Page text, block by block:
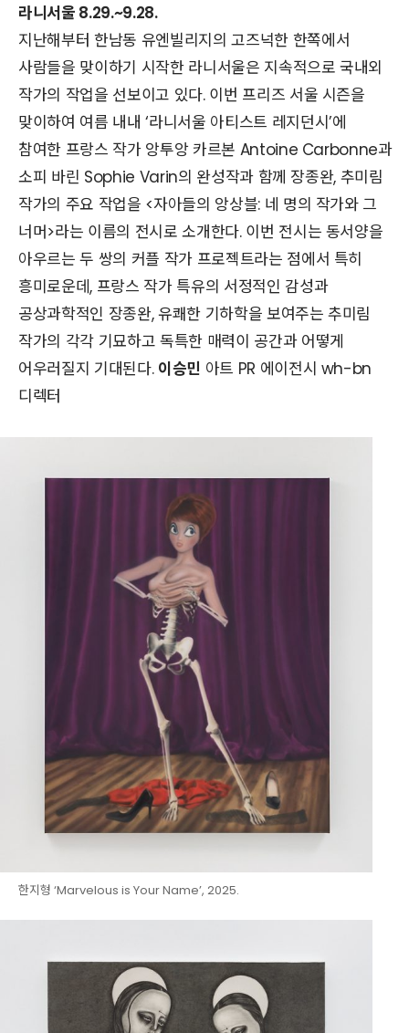
라니서울 8.29.~9.28.
지난해부터 한남동 유엔빌리지의 고즈넉한 한쪽에서
사람들을 맞이하기 시작한 라니서울은 지속적으로 국내외
작가의 작업을 선보이고 있다. 이번 프리즈 서울 시즌을
맞이하여 여름 내내 ‘라니서울 아티스트 레지던시’에
참여한 프랑스 작가 앙투앙 카르본 Antoine Carbonne과
소피 바린 Sophie Varin의 완성작과 함께 장종완, 추미림
작가의 주요 작업을 <자아들의 앙상블: 네 명의 작가와 그
너머>라는 이름의 전시로 소개한다. 이번 전시는 동서양을
아우르는 두 쌍의 커플 작가 프로젝트라는 점에서 특히
흥미로운데, 프랑스 작가 특유의 서정적인 감성과
공상과학적인 장종완, 유쾌한 기하학을 보여주는 추미림
작가의 각각 기묘하고 독특한 매력이 공간과 어떻게
어우러질지 기대된다. 이승민 아트 PR 에이전시 wh-bn
디렉터
한지형 ‘Marvelous is Your Name’, 2025.